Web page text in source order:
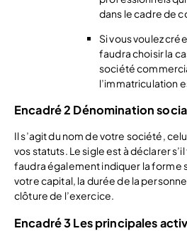
dans le cadre de
Si vous voulez
faudra choisir la
société
l’immatriculation
Encadré 2 Dénomination
Il s’agit du nom de votre société,
vos statuts. Le sigle est à déclarer
faudra également indiquer la forme
votre capital, la durée de la
clôture de l’exercice.
Encadré 3 Les principales